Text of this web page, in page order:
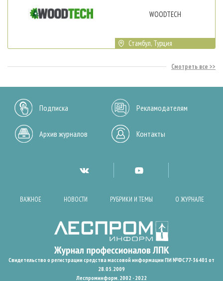
WOODTECH
Стамбул, Турция
Смотреть все
Подписка Рекламодателям
Архив журналов Контакты
ВАЖНОЕ НОВОСТИ РУБРИКИ И ТЕМЫ О ЖУРНАЛЕ
Свидетельство о регистрации средства массовой информации ПИ №ФС77-36401 от
28.05.2009
Леспроминформ. 2002 - 2022